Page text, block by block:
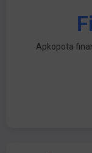
Apkopota